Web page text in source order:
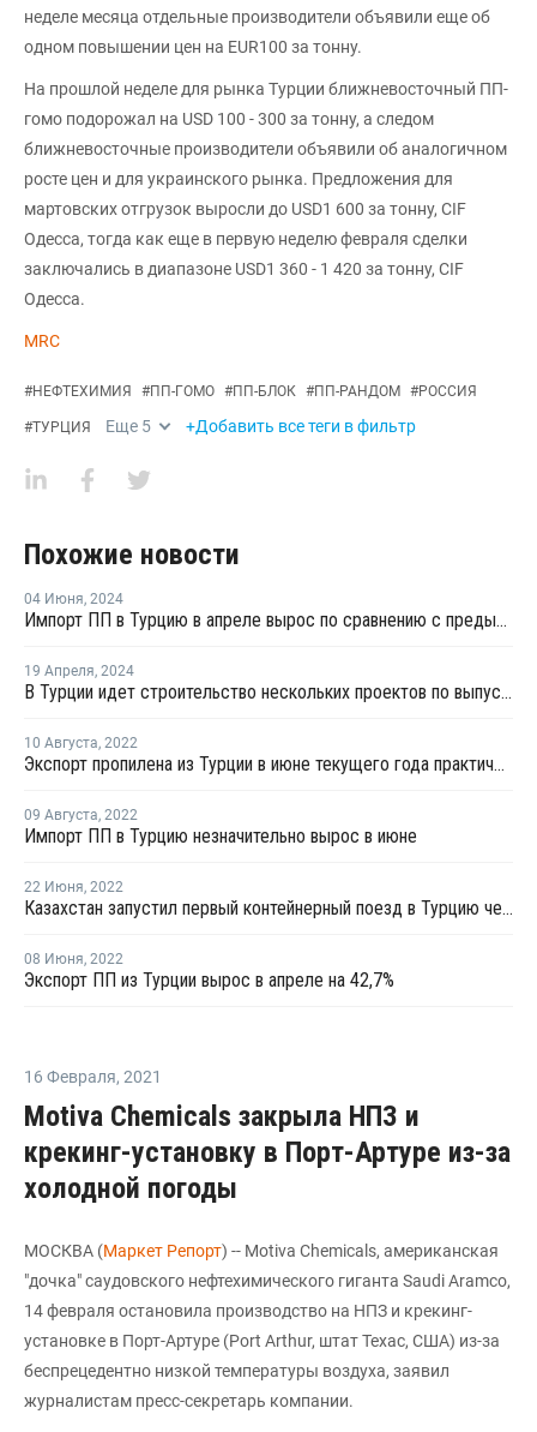
неделе месяца отдельные производители объявили еще об
одном повышении цен на EUR100 за тонну.
На прошлой неделе для рынка Турции ближневосточный ПП-
гомо подорожал на USD 100 - 300 за тонну, а следом
ближневосточные производители объявили об аналогичном
росте цен и для украинского рынка. Предложения для
мартовских отгрузок выросли до USD1 600 за тонну, CIF
Одесса, тогда как еще в первую неделю февраля сделки
заключались в диапазоне USD1 360 - 1 420 за тонну, CIF
Одесса.
MRC
#НЕФТЕХИМИЯ #ПП-ГОМО #ПП-БЛОК #ПП-РАНДОМ #РОССИЯ
#ТУРЦИЯ Еще 5 +Добавить все теги в фильтр
Похожие новости
04 Июня, 2024
Импорт ПП в Турцию в апреле вырос по сравнению с предыдущим месяцем
19 Апреля, 2024
В Турции идет строительство нескольких проектов по выпуску ПП
10 Августа, 2022
Экспорт пропилена из Турции в июне текущего года практически не осуществлялся
09 Августа, 2022
Импорт ПП в Турцию незначительно вырос в июне
22 Июня, 2022
Казахстан запустил первый контейнерный поезд в Турцию через территорию Ирана
08 Июня, 2022
Экспорт ПП из Турции вырос в апреле на 42,7%
16 Февраля, 2021
Motiva Chemicals закрыла НПЗ и
крекинг-установку в Порт-Артуре из-за
холодной погоды
МОСКВА (Маркет Репорт) -- Motiva Chemicals, американская
"дочка" саудовского нефтехимического гиганта Saudi Aramco,
14 февраля остановила производство на НПЗ и крекинг-
установке в Порт-Артуре (Port Arthur, штат Техас, США) из-за
беспрецедентно низкой температуры воздуха, заявил
журналистам пресс-секретарь компании.